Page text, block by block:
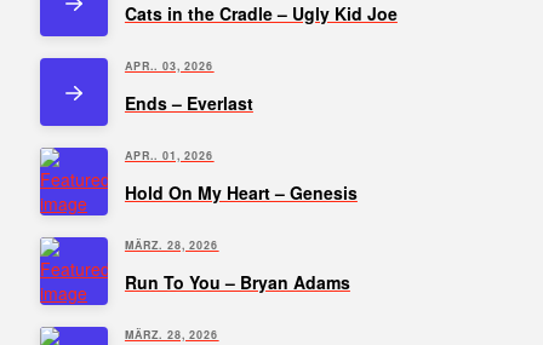
Cats in the Cradle – Ugly Kid Joe
APR.. 03, 2026
Ends – Everlast
APR.. 01, 2026
Hold On My Heart – Genesis
MÄRZ. 28, 2026
Run To You – Bryan Adams
MÄRZ. 28, 2026